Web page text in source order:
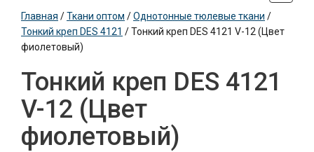
Главная /Ткани оптом /Однотонные тюлевые ткани /
Тонкий креп DES 4121 /Тонкий креп DES 4121 V-12 (Цвет
фиолетовый)
Тонкий креп DES 4121
V-12 (Цвет
фиолетовый)